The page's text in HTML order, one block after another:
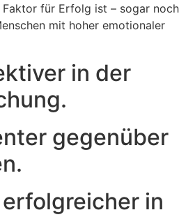
für Erfolg ist – sogar noch
mit hoher emotionaler
in der
gegenüber
in